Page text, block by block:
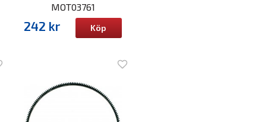
MOT03761
242 kr Köp